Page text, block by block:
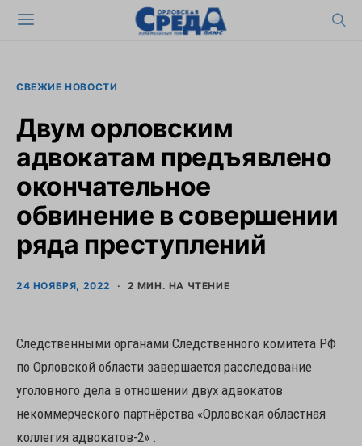
СВЕЖИЕ НОВОСТИ
Двум орловским
адвокатам предъявлено
окончательное
обвинение в совершении
ряда преступлений
24 НОЯБРЯ, 2022 2 МИН. НА ЧТЕНИЕ
Следственными органами Следственного комитета РФ
по Орловской области завершается расследование
уголовного дела в отношении двух адвокатов
некоммерческого партнёрства «Орловская областная
коллегия адвокатов-2» .